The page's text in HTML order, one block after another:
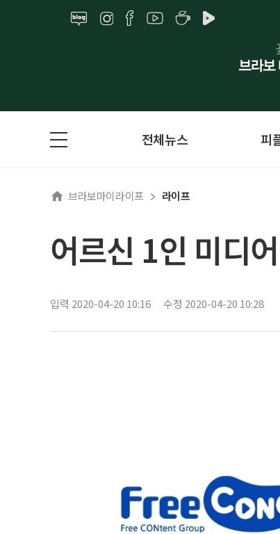
전체뉴스 피
브라보마이라이프 라이프
어르신 1인 미디
입력 2020-04-20 10:16 수정 2020-04-20 10:28